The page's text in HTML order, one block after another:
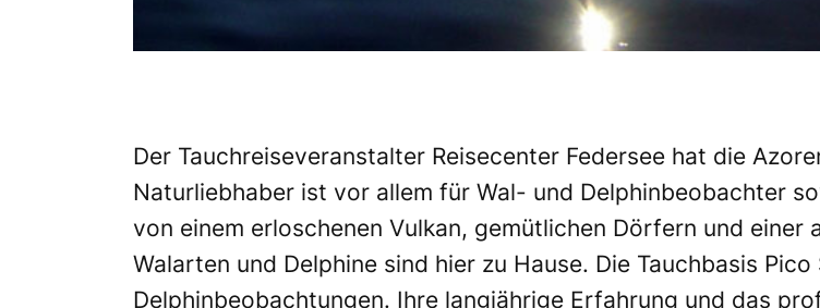
Der Tauchreiseveranstalter Reisecenter Federsee hat die
Naturliebhaber ist vor allem für Wal- und Delphinbeobachter
von einem erloschenen Vulkan, gemütlichen Dörfern und
Walarten und Delphine sind hier zu Hause. Die Tauchbasis
Delphinbeobachtungen. Ihre langjährige Erfahrung und das